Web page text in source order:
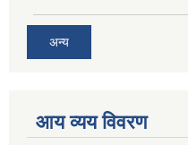
अन्य
आय व्यय विवरण